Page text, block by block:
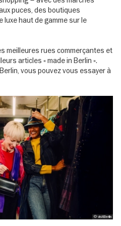
(Schloss
14059 Berlin
Berlin
Berlin
puces, des boutiques
haut de gamme sur le
meilleures rues commerçantes et
articles « made in Berlin ».
vous pouvez vous essayer à
© visitBerlin